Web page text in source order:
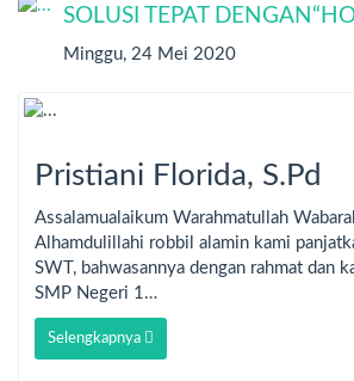
SOLUSI TEPAT
Minggu, 24 Mei 2020
Pristiani Florida, S.Pd
Assalamualaikum Warahmatullah
Alhamdulillahi robbil alamin kami
SWT, bahwasannya dengan rahmat dan
SMP Negeri 1…
Selengkapnya